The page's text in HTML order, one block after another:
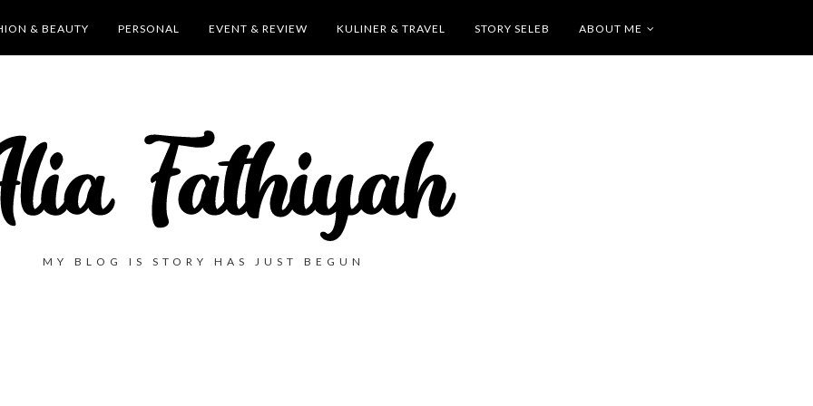
& BEAUTY PERSONAL EVENT & REVIEW KULINER & TRAVEL STORY SELEB ABOUT ME
MY BLOG IS STORY HAS JUST BEGUN